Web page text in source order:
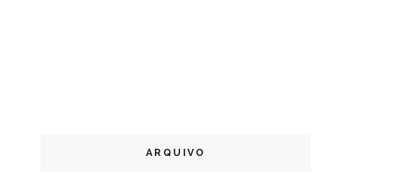
ARQUIVO